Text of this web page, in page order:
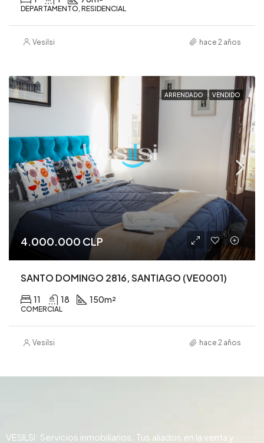
DEPARTAMENTO, RESIDENCIAL
Vesilsi hace 2 años
ARRENDADO VENDIDO
4.000.000 CLP
SANTO DOMINGO 2816, SANTIAGO (VE0001)
11 18 150m²
COMERCIAL
Vesilsi hace 2 años
VESILSI: Servicios inmobiliarios. Tus aliados en la venta y